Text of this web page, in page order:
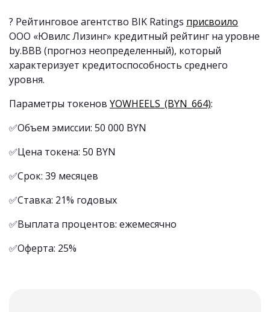
? Рейтинговое агентство BIK Ratings присвоило
ООО «Ювилс Лизинг» кредитный рейтинг на уровне
by.BBB (прогноз неопределенный), который
характеризует кредитоспособность среднего
уровня.
Параметры токенов YOWHEELS_(BYN_664):
✅Объем эмиссии: 50 000 BYN
✅Цена токена: 50 BYN
✅Срок: 39 месяцев
✅Ставка: 21% годовых
✅Выплата процентов: ежемесячно
✅Оферта: 25%